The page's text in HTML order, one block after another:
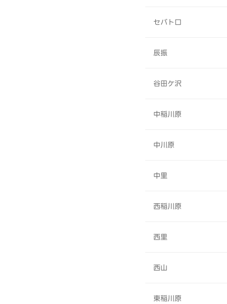
セバト口
辰振
谷田ケ沢
中稲川原
中川原
中里
西稲川原
西里
西山
東稲川原